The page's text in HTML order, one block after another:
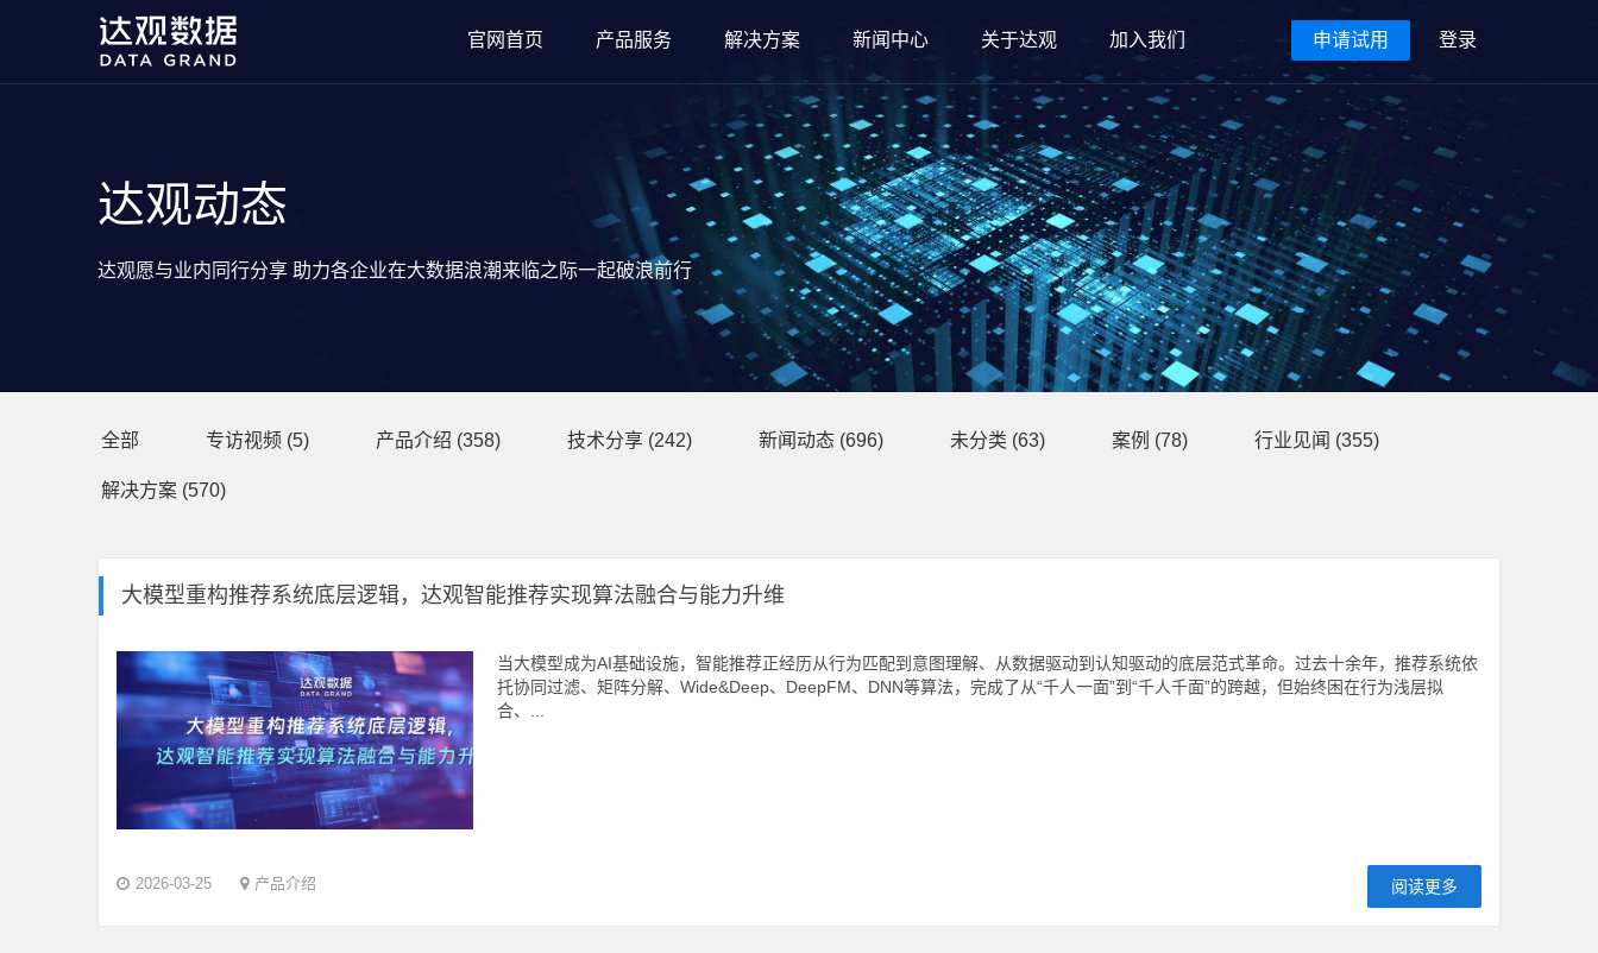
官网首页 产品服务 解决方案 新闻中心 关于达观 加入我们 申请试用 登录
达观动态
达观愿与业内同行分享 助力各企业在大数据浪潮来临之际一起破浪前行
全部 专访视频 (5) 产品介绍 (358) 技术分享 (242) 新闻动态 (696) 未分类 (63) 案例 (78) 行业见闻 (355)
解决方案 (570)
大模型重构推荐系统底层逻辑，达观智能推荐实现算法融合与能力升维
当大模型成为AI基础设施，智能推荐正经历从行为匹配到意图理解、从数据驱动到认知驱动的底层范式革命。过去十余年，推荐系统依
托协同过滤、矩阵分解、Wide&Deep、DeepFM、DNN等算法，完成了从“千人一面”到“千人千面”的跨越，但始终困在行为浅层拟
合、...
2026-03-25 产品介绍 阅读更多